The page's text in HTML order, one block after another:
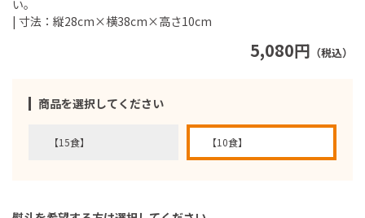
5,080円 （税込）
商品を選択してください
【15食】 【10食】
い。
| 寸法：縦28cm×横38cm×高さ10cm